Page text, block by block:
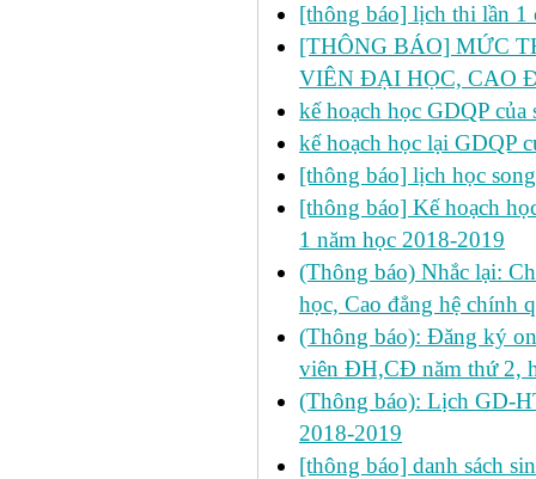
[thông báo] lịch thi lần 1
[THÔNG BÁO] MỨC
VIÊN ĐẠI HỌC, CAO
kế hoạch học GDQP
kế hoạch học lại GDQP
[thông báo] lịch học
[thông báo] Kế hoạch
1 năm học 2018-2019
(Thông báo) Nhắc lại:
học, Cao đẳng hệ chính
(Thông báo): Đăng ký
viên ĐH,CĐ năm thứ 2,
(Thông báo): Lịch GD-
2018-2019
[thông báo] danh sách